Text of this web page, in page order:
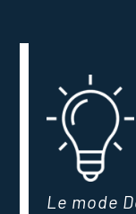
Le mode